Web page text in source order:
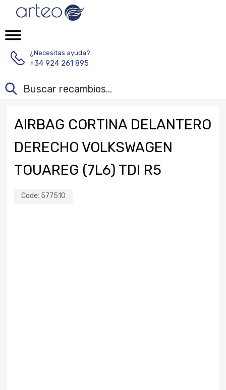
¿Necesitas ayuda?
+34 924 261 895
AIRBAG CORTINA DELANTERO
DERECHO VOLKSWAGEN
TOUAREG (7L6) TDI R5
Code: 577510